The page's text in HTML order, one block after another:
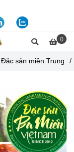
0
Đặc sản miền Trung /